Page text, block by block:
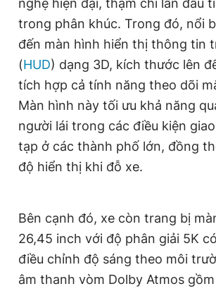
nghệ hiện đại, thậm chí lần đầu
trong phân khúc. Trong đó, nổi
đến màn hình hiển thị thông tin
(HUD) dạng 3D, kích thước lên
tích hợp cả tính năng theo dõi
Màn hình này tối ưu khả năng
người lái trong các điều kiện
tạp ở các thành phố lớn, đồng
độ hiển thị khi đỗ xe.
Bên cạnh đó, xe còn trang bị
26,45 inch với độ phân giải 5K
điều chỉnh độ sáng theo môi
âm thanh vòm Dolby Atmos